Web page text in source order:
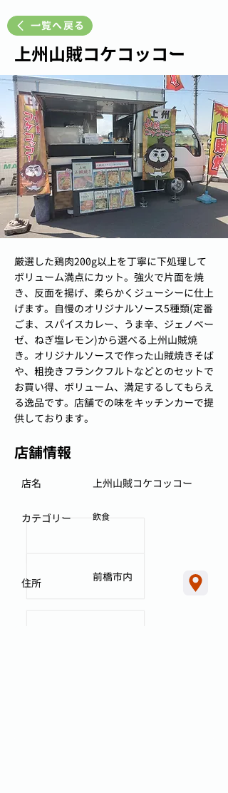
一覧へ戻る
上州山賊コケコッコー
厳選した鶏肉200g以上を丁寧に下処理して
ボリューム満点にカット。強火で片面を焼
き、反面を揚げ、柔らかくジューシーに仕上
げます。自慢のオリジナルソース5種類(定番
ごま、スパイスカレー、うま辛、ジェノベー
ゼ、ねぎ塩レモン)から選べる上州山賊焼
き。オリジナルソースで作った山賊焼きそば
や、粗挽きフランクフルトなどとのセットで
お買い得、ボリューム、満足するしてもらえ
る逸品です。店舗での味をキッチンカーで提
供しております。
店舗情報
上州山賊コケコッコー
店名
飲食
カテゴリー
前橋市内
住所